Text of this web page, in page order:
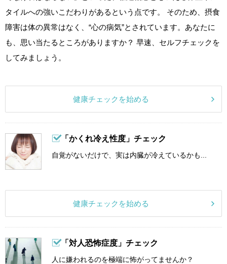
タイルへの強いこだわりがあるという点です。 そのため、摂食
障害は体の異常はなく、“心の病気”とされています。あなたに
も、思い当たるところがありますか？ 早速、セルフチェックを
してみましょう。
健康チェックを始める
「かくれ冷え性度」チェック
自覚がないだけで、実は内臓が冷えているかも...
健康チェックを始める
「対人恐怖症度」チェック
人に嫌われるのを極端に怖がってませんか？